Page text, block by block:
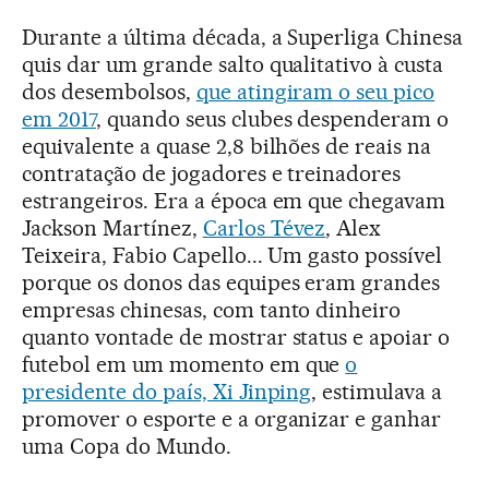
Durante a última década, a Superliga Chinesa
quis dar um grande salto qualitativo à custa
dos desembolsos, que atingiram o seu pico
em 2017, quando seus clubes despenderam o
equivalente a quase 2,8 bilhões de reais na
contratação de jogadores e treinadores
estrangeiros. Era a época em que chegavam
Jackson Martínez, Carlos Tévez, Alex
Teixeira, Fabio Capello... Um gasto possível
porque os donos das equipes eram grandes
empresas chinesas, com tanto dinheiro
quanto vontade de mostrar status e apoiar o
futebol em um momento em queo
presidente do país, Xi Jinping, estimulava a
promover o esporte e a organizar e ganhar
uma Copa do Mundo.